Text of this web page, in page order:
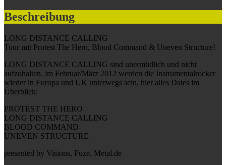
Beschreibung
LONG DISTANCE CALLING
Tour mit Protest The Hero, Blood Command & Uneven Structure!
LONG DISTANCE CALLING sind unermüdlich und nicht
aufzuhalten, im Februar/März 2012 werden die Instrumentalrocker
wieder in Europa und UK unterwegs sein, hier alles Dates im
Überblick:
PROTEST THE HERO
LONG DISTANCE CALLING
BLOOD COMMAND
UNEVEN STRUCTURE
presented by Visions, Fuze, Metal.de